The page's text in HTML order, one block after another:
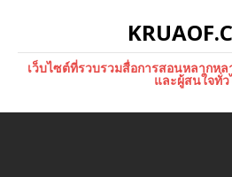
เว็บไซต์ที่รวบรวมสื่อการสอนหลากห
และผู้สนใจทั่ว